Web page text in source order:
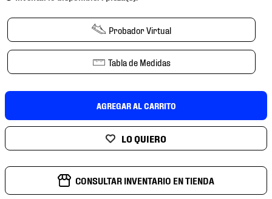
Probador Virtual
Tabla de Medidas
AGREGAR AL CARRITO
CONSULTAR INVENTARIO EN TIENDA
9.
tenis niño